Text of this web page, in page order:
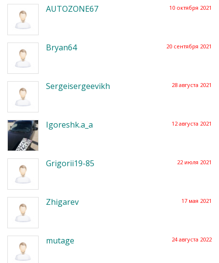
10 октября 2021
AUTOZONE67
20 сентября 2021
Bryan64
28 августа 2021
Sergeisergeevikh
12 августа 2021
Igoreshk.a_a
22 июля 2021
Grigorii19-85
17 мая 2021
Zhigarev
24 августа 2022
mutage